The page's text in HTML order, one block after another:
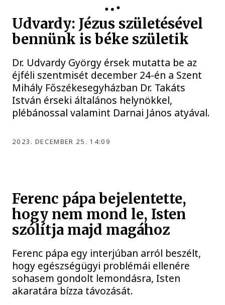
Udvardy: Jézus születésével
bennünk is béke születik
Dr. Udvardy György érsek mutatta be az
éjféli szentmisét december 24-én a Szent
Mihály Főszékesegyházban Dr. Takáts
István érseki általános helynökkel,
plébánossal valamint Darnai János atyával.
2023. DECEMBER 25. 14:09
Ferenc pápa bejelentette,
hogy nem mond le, Isten
szólítja majd magához
Ferenc pápa egy interjúban arról beszélt,
hogy egészségügyi problémái ellenére
sohasem gondolt lemondásra, Isten
akaratára bízza távozását.